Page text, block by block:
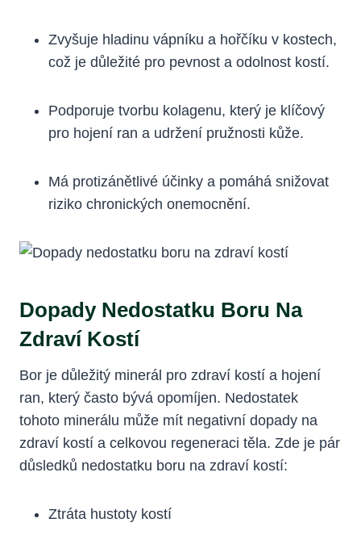
Zvyšuje hladinu vápníku a hořčíku v kostech,
což je důležité pro pevnost a odolnost kostí.
Podporuje tvorbu kolagenu, který je klíčový
pro hojení ran a udržení pružnosti kůže.
Má protizánětlivé účinky a pomáhá snižovat
riziko chronických onemocnění.
Dopady Nedostatku Boru Na
Zdraví Kostí
Bor je důležitý minerál pro zdraví kostí a hojení
ran, který často bývá opomíjen. Nedostatek
tohoto minerálu může mít negativní dopady na
zdraví kostí a celkovou regeneraci těla. Zde je pár
důsledků nedostatku boru na zdraví kostí:
Ztráta hustoty kostí